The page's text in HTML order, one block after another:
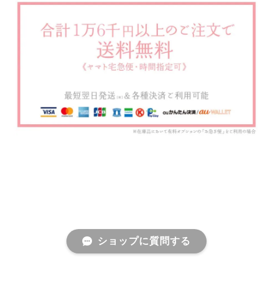
ショップに質問する